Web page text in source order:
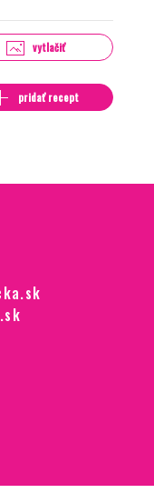
vytlačiť
pridať recept